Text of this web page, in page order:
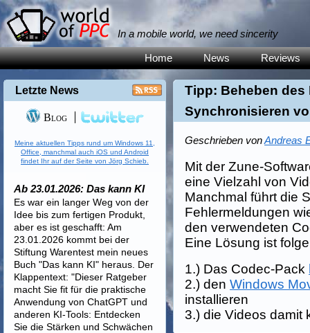
In a mobile world, we need sincerity
Home News Reviews
Tipp: Beheben des
Synchronisieren
Geschrieben vonAndreas
Mit der Zune-
eine Vielzahl von
Manchmal führt die
Fehlermeldungen
den verwendeten
Eine Lösung ist
1.) Das Codec-Pack
2.) denWindows
installieren
3.) die Videos damit
Letzte News
Blog
Meine aktuellen Tipps rund um Windows 11,
Office, manchmal auch iOS und Android
findet Ihr auf der Seite von Jörg Schieb.
Ab 23.01.2026: Das kann KI
Es war ein langer Weg von der
Idee bis zum fertigen Produkt,
aber es ist geschafft: Am
23.01.2026 kommt bei der
Stiftung Warentest mein neues
Buch "Das kann KI" heraus. Der
Klappentext: "Dieser Ratgeber
macht Sie fit für die praktische
Anwendung von ChatGPT und
anderen KI-Tools: Entdecken
Sie die Stärken und Schwächen